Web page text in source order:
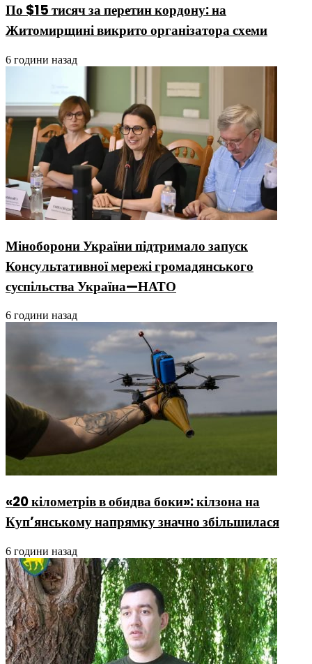
По $15 тисяч за перетин кордону: на
Житомирщині викрито організатора схеми
6 години назад
Міноборони України підтримало запуск
Консультативної мережі громадянського
суспільства Україна—НАТО
6 години назад
«20 кілометрів в обидва боки»: кілзона на
Куп’янському напрямку значно збільшилася
6 години назад